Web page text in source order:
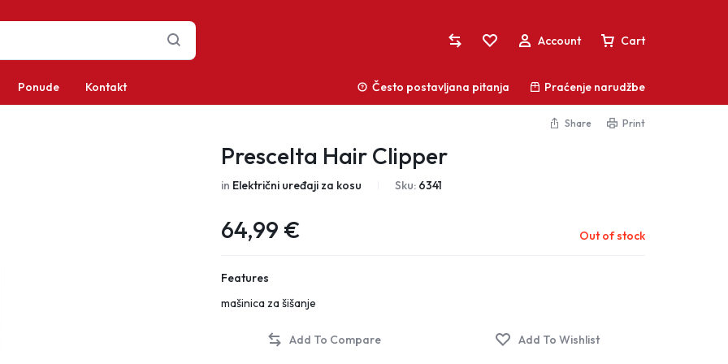
Account Cart
Vaša košarica je prazna
kupovinu ili se prijavite kako biste vidjeli dodane
Ponude Kontakt Često postavljana pitanja Praćenje narudžbe
Share Print
Prescelta Hair Clipper
in Električni uređaji za kosu Sku: 6341
64,99 € Out of stock
Features
mašinica za šišanje